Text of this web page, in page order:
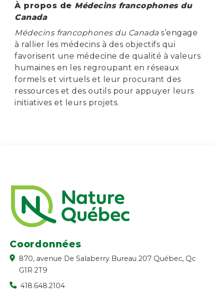
À propos de Médecins francophones du
Canada
Médecins francophones du Canadas’engage
à rallier les médecins à des objectifs qui
favorisent une médecine de qualité à valeurs
humaines en les regroupant en réseaux
formels et virtuels et leur procurant des
ressources et des outils pour appuyer leurs
initiatives et leurs projets.
Coordonnées
870, avenue De Salaberry Bureau 207 Québec, Qc
G1R 2T9
418.648.2104